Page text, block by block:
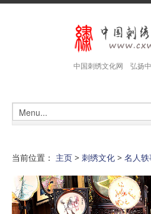
中国刺绣文化网 弘扬
当前位置： 主页 > 刺绣文化 > 名人